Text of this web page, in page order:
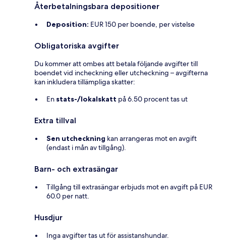
Återbetalningsbara depositioner
Deposition: EUR 150 per boende, per vistelse
Obligatoriska avgifter
Du kommer att ombes att betala följande avgifter till
boendet vid incheckning eller utcheckning – avgifterna
kan inkludera tillämpliga skatter:
En stats-/lokalskatt på 6.50 procent tas ut
Extra tillval
Sen utcheckning kan arrangeras mot en avgift
(endast i mån av tillgång).
Barn- och extrasängar
Tillgång till extrasängar erbjuds mot en avgift på EUR
60.0 per natt.
Husdjur
Inga avgifter tas ut för assistanshundar.